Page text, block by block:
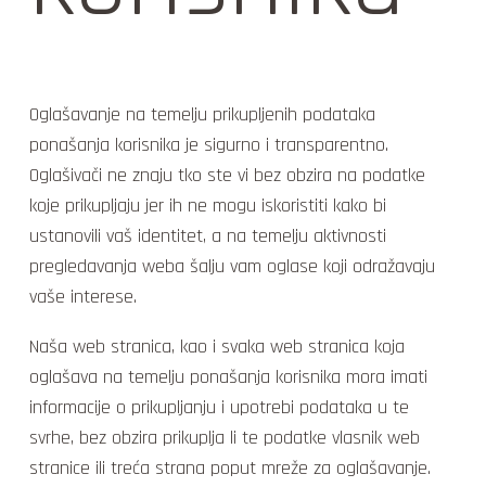
Oglašavanje na temelju prikupljenih podataka
ponašanja korisnika je sigurno i transparentno.
Oglašivači ne znaju tko ste vi bez obzira na podatke
koje prikupljaju jer ih ne mogu iskoristiti kako bi
ustanovili vaš identitet, a na temelju aktivnosti
pregledavanja weba šalju vam oglase koji odražavaju
vaše interese.
Naša web stranica, kao i svaka web stranica koja
oglašava na temelju ponašanja korisnika mora imati
informacije o prikupljanju i upotrebi podataka u te
svrhe, bez obzira prikuplja li te podatke vlasnik web
stranice ili treća strana poput mreže za oglašavanje.